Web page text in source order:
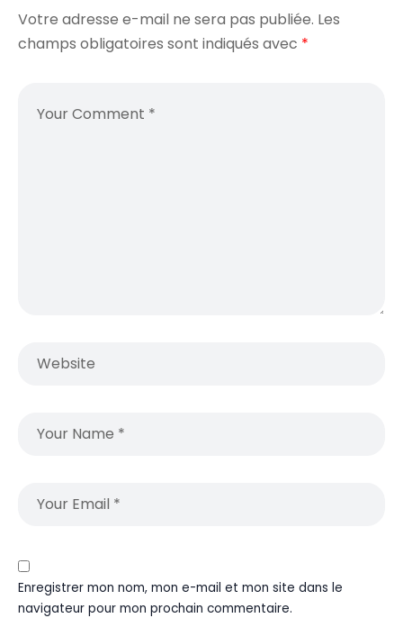
Votre adresse e-mail ne sera pas publiée. Les
champs obligatoires sont indiqués avec *
Enregistrer mon nom, mon e-mail et mon site dans le
navigateur pour mon prochain commentaire.